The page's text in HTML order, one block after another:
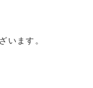
います。